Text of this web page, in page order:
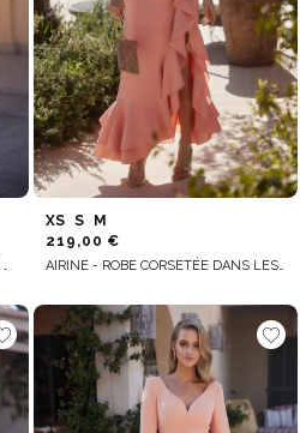
SUCRE - MINI ROBE ÉLÉGANTE EN DENTELLE ORANGE VIF
XS S
M
219,00 €
AIRINE - ROBE CORSETÉE DANS LES TONS DE PÊCHE AVEC ENCOLURE ASYMÉTRIQUE ET VOLANTS